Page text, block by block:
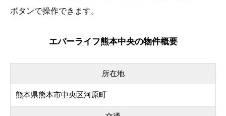
ボタンで操作できます。
エバーライフ熊本中央の物件概要
所在地
熊本県熊本市中央区河原町